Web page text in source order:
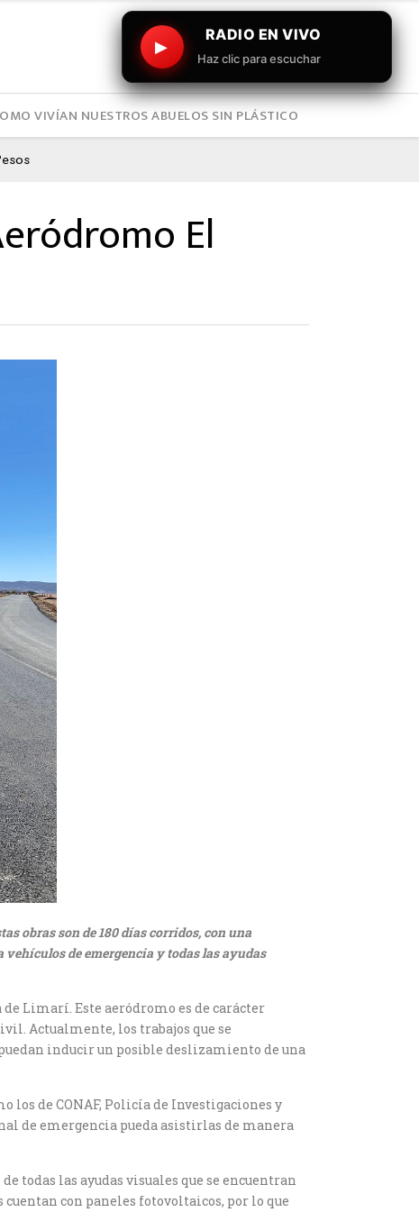
▶
RADIO EN VIVO
Haz clic para escuchar
VIVÍAN NUESTROS ABUELOS SIN PLÁSTICO
El
obras son de 180 días corridos, con una
vehículos de emergencia y todas las ayudas
Limarí. Este aeródromo es de carácter
Actualmente, los trabajos que se
inducir un posible deslizamiento de una
los de CONAF, Policía de Investigaciones y
de emergencia pueda asistirlas de manera
todas las ayudas visuales que se encuentran
con paneles fotovoltaicos, por lo que